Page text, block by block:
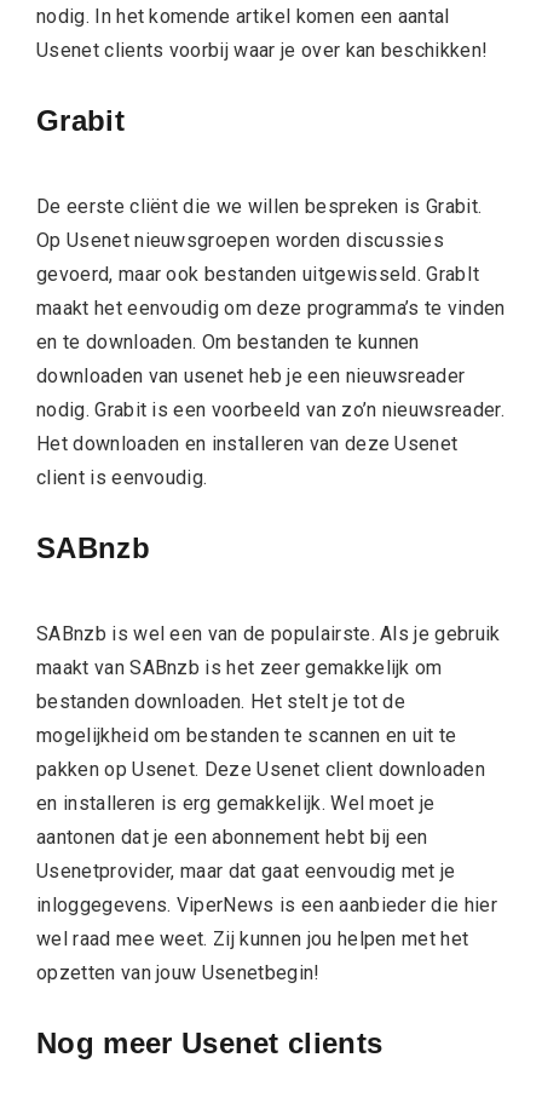
nodig. In het komende artikel komen een aantal
Usenet clients voorbij waar je over kan beschikken!
Grabit
De eerste cliënt die we willen bespreken is Grabit.
Op Usenet nieuwsgroepen worden discussies
gevoerd, maar ook bestanden uitgewisseld. GrabIt
maakt het eenvoudig om deze programma’s te vinden
en te downloaden. Om bestanden te kunnen
downloaden van usenet heb je een nieuwsreader
nodig. Grabit is een voorbeeld van zo’n nieuwsreader.
Het downloaden en installeren van deze Usenet
client is eenvoudig.
SABnzb
SABnzb is wel een van de populairste. Als je gebruik
maakt van SABnzb is het zeer gemakkelijk om
bestanden downloaden. Het stelt je tot de
mogelijkheid om bestanden te scannen en uit te
pakken op Usenet. Deze Usenet client downloaden
en installeren is erg gemakkelijk. Wel moet je
aantonen dat je een abonnement hebt bij een
Usenetprovider, maar dat gaat eenvoudig met je
inloggegevens. ViperNews is een aanbieder die hier
wel raad mee weet. Zij kunnen jou helpen met het
opzetten van jouw Usenetbegin!
Nog meer Usenet clients